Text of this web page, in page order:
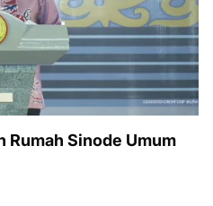
Rumah Sinode Umum